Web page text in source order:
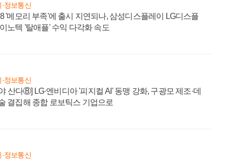
정보통신
'메모리 부족'에 출시 지연되나, 삼성디스플레이 LG디스플
노텍 '탈애플' 수익 다각화 속도
정보통신
산다⑧] LG·엔비디아 '피지컬 AI' 동맹 강화, 구광모 제조·데
결집해 종합 로보틱스 기업으로
정보통신